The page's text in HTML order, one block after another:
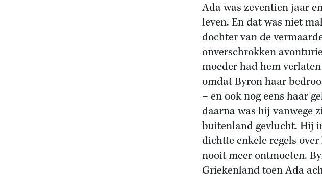
Ada was zeventien jaar
leven. En dat was niet
dochter van de
onverschrokken
moeder had hem
omdat Byron haar
– en ook nog eens haar
daarna was hij vanwege
buitenland gevlucht. Hij
dichtte enkele regels
nooit meer ontmoeten.
Griekenland toen Ada